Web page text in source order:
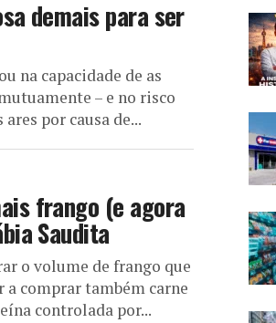
demais para ser
na capacidade de as
– e no risco
por causa de...
frango (e agora
Saudita
o volume de frango que
a comprar também carne
controlada por...